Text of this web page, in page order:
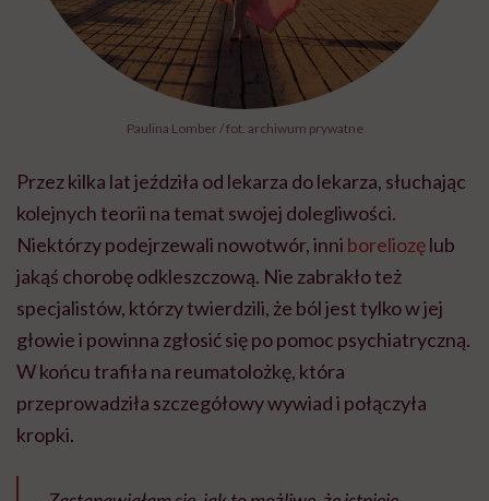
Paulina Lomber / fot. archiwum prywatne
Przez kilka lat jeździła od lekarza do lekarza, słuchając
kolejnych teorii na temat swojej dolegliwości.
Niektórzy podejrzewali nowotwór, inni boreliozęlub
jakąś chorobę odkleszczową. Nie zabrakło też
specjalistów, którzy twierdzili, że ból jest tylko w jej
głowie i powinna zgłosić się po pomoc psychiatryczną.
W końcu trafiła na reumatolożkę, która
przeprowadziła szczegółowy wywiad i połączyła
kropki.